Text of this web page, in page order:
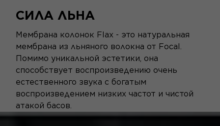
СИЛА ЛЬНА
Мембрана колонок Flax - это натуральная
мембрана из льняного волокна от Focal.
Помимо уникальной эстетики, она
способствует воспроизведению очень
естественного звука с богатым
воспроизведением низких частот и чистой
атакой басов.